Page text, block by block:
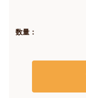
数量：